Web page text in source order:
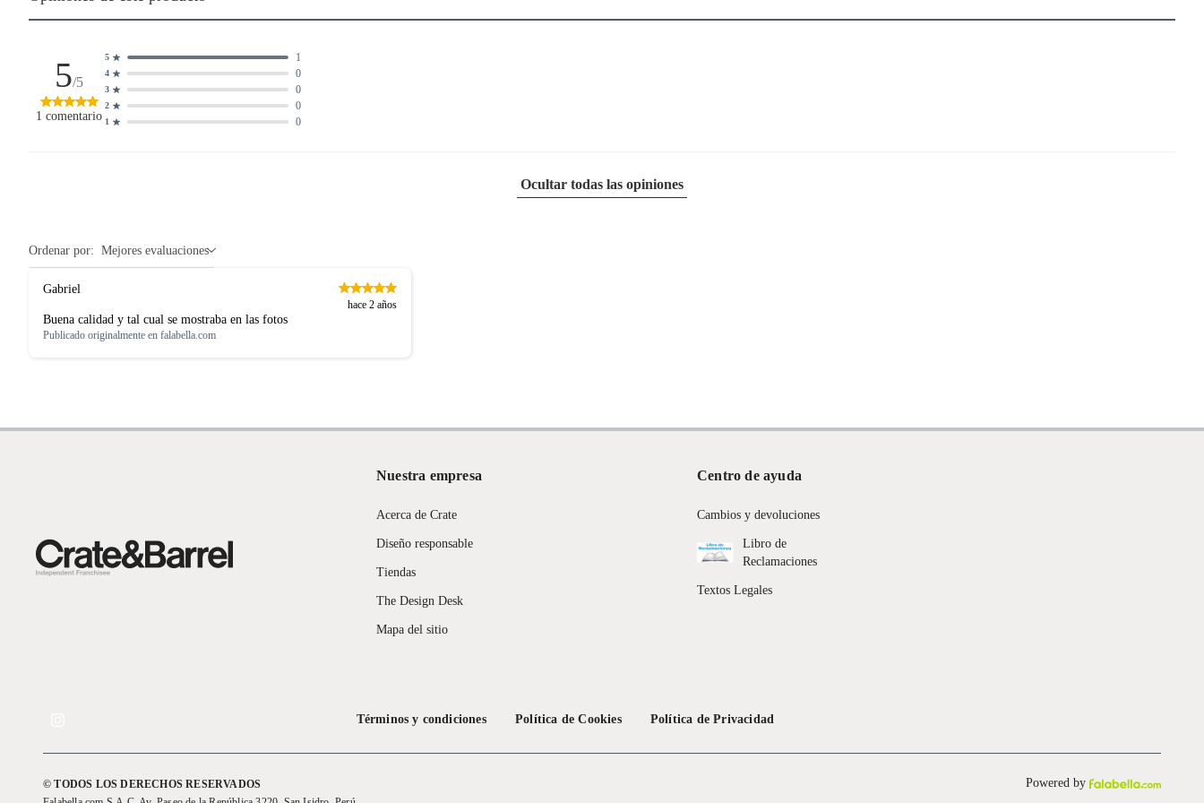
5/5
1 comentario 1 0
2 0
3 0
4 0
5 1
Ocultar todas las opiniones
Ordenar por: Mejores evaluaciones
Gabriel
hace 2 años
Buena calidad y tal cual se mostraba en las fotos
Publicado originalmente en falabella.com
Nuestra empresa
Acerca de Crate
Diseño responsable
Tiendas
The Design Desk
Mapa del sitio
Centro de ayuda
Cambios y devoluciones
Libro de
Reclamaciones
Textos Legales
Términos y condiciones Política de Cookies Política de Privacidad
© TODOS LOS DERECHOS RESERVADOS
Powered by